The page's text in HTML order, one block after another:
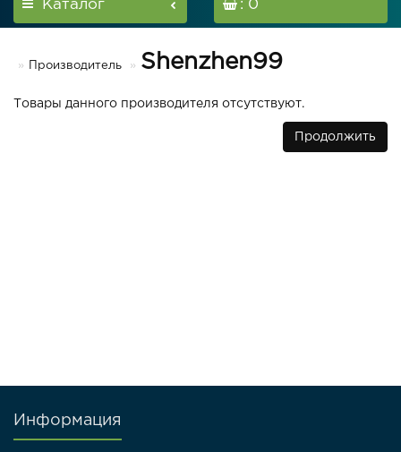
Каталог : 0
Производитель Shenzhen99
Товары данного производителя отсутствуют.
Продолжить
Информация